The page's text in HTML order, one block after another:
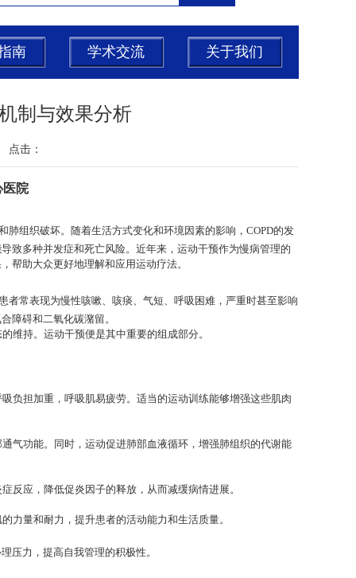
南 学术交流 关于我们
制与效果分析
击：
医院
组织破坏。随着生活方式变化和环境因素的影响，COPD的发
致多种并发症和死亡风险。近年来，运动干预作为慢病管理的
帮助大众更好地理解和应用运动疗法。
者常表现为慢性咳嗽、咳痰、气短、呼吸困难，严重时甚至影响
障碍和二氧化碳潴留。
维持。运动干预便是其中重要的组成部分。
负担加重，呼吸肌易疲劳。适当的运动训练能够增强这些肌肉
气功能。同时，运动促进肺部血液循环，增强肺组织的代谢能
反应，降低促炎因子的释放，从而减缓病情进展。
力量和耐力，提升患者的活动能力和生活质量。
压力，提高自我管理的积极性。